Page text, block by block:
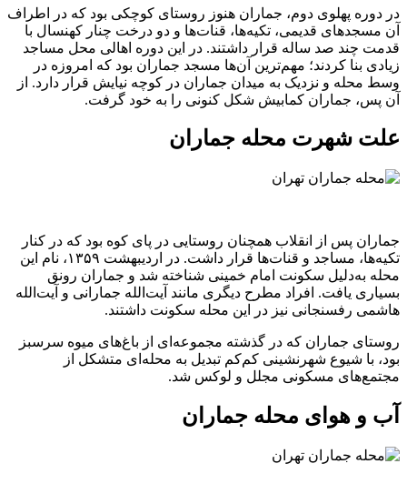
در دوره پهلوی دوم، جماران هنوز روستای کوچکی بود که در اطراف
آن مسجدهای قدیمی، تکیه‌ها، قنات‌ها و دو درخت چنار کهنسال با
قدمت چند صد ساله قرار داشتند. در این دوره اهالی محل مساجد
زیادی بنا کردند؛ مهم‌ترین آن‌ها مسجد جماران بود که امروزه در
وسط محله و نزدیک به میدان جماران در کوچه نیایش قرار دارد. از
آن پس، جماران کمابیش شکل کنونی را به خود گرفت.
علت شهرت محله جماران
جماران پس از انقلاب همچنان روستایی در پای کوه بود که در کنار
تکیه‌ها، مساجد و قنات‌ها قرار داشت. در اردیبهشت ۱۳۵۹، نام این
محله به‌دلیل سکونت امام خمینی شناخته شد و جماران رونق
بسیاری یافت. افراد مطرح دیگری مانند آیت‌الله جمارانی و آیت‌الله
هاشمی رفسنجانی نیز در این محله سکونت داشتند.
روستای جماران که در گذشته مجموعه‌ای از باغ‌های میوه سرسبز
بود، با شیوع شهرنشینی کم‌کم تبدیل به محله‌ای متشکل از
مجتمع‌های مسکونی مجلل و لوکس شد.
آب و هوای محله جماران